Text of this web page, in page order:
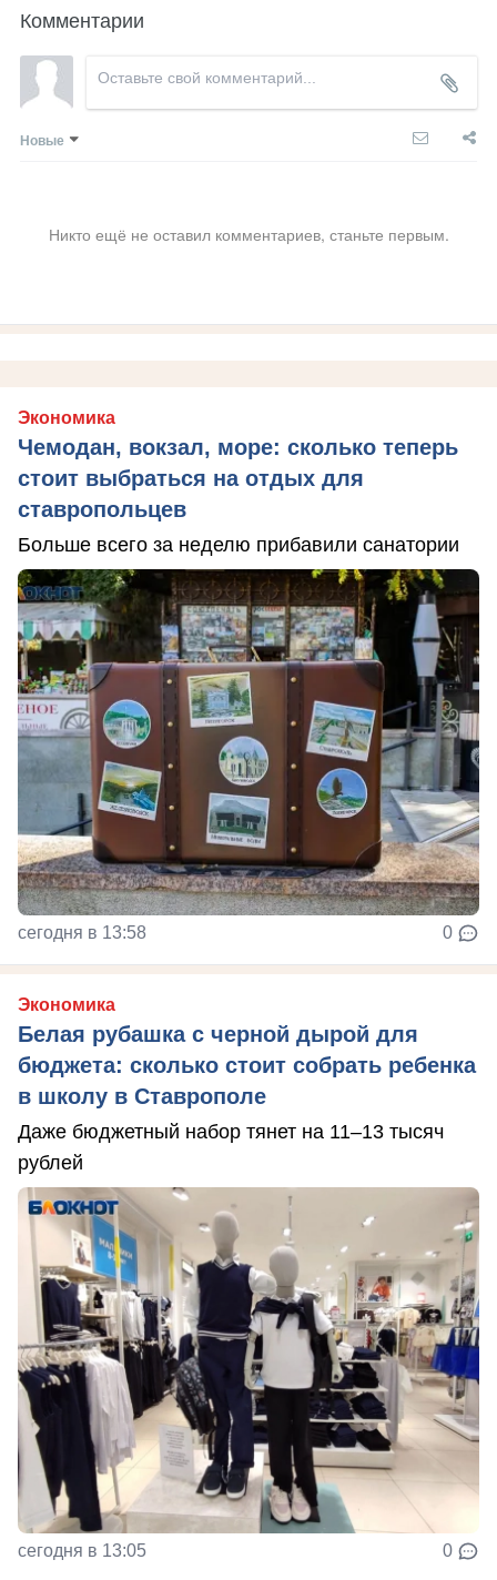
Комментарии
Новые
Никто ещё не оставил комментариев, станьте первым.
Экономика
Чемодан, вокзал, море: сколько теперь
стоит выбраться на отдых для
ставропольцев
Больше всего за неделю прибавили санатории
сегодня в 13:58 0
Экономика
Белая рубашка с черной дырой для
бюджета: сколько стоит собрать ребенка
в школу в Ставрополе
Даже бюджетный набор тянет на 11–13 тысяч
рублей
сегодня в 13:05 0